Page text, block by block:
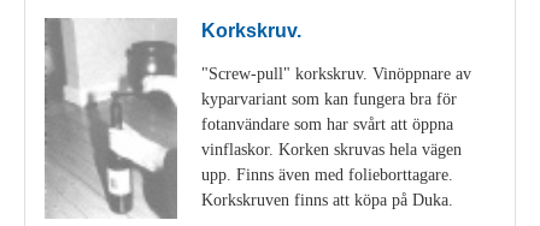
Korkskruv.
"Screw-pull" korkskruv. Vinöppnare av
kyparvariant som kan fungera bra för
fotanvändare som har svårt att öppna
vinflaskor. Korken skruvas hela vägen
upp. Finns även med folieborttagare.
Korkskruven finns att köpa på Duka.